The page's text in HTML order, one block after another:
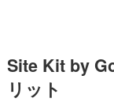
Site Kit by
リット